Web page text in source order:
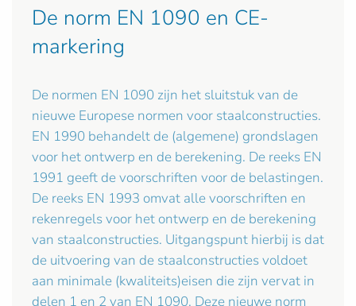
De norm EN 1090 en CE-
markering
De normen EN 1090 zijn het sluitstuk van de
nieuwe Europese normen voor staalconstructies.
EN 1990 behandelt de (algemene) grondslagen
voor het ontwerp en de berekening. De reeks EN
1991 geeft de voorschriften voor de belastingen.
De reeks EN 1993 omvat alle voorschriften en
rekenregels voor het ontwerp en de berekening
van staalconstructies. Uitgangspunt hierbij is dat
de uitvoering van de staalconstructies voldoet
aan minimale (kwaliteits)eisen die zijn vervat in
delen 1 en 2 van EN 1090. Deze nieuwe norm